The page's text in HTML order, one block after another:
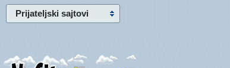
Prijateljski sajtovi